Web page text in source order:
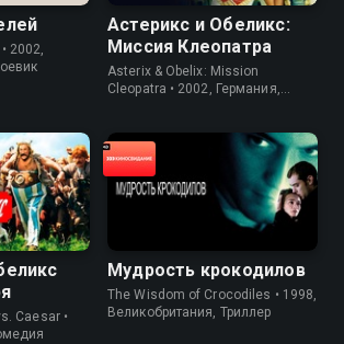
2002,
Астерикс и Обеликс:
Миссия Клеопатра
Asterix & Obelix: Mission
Cleopatra • 2002, Германия,
Caesar •
Мудрость крокодилов
The Wisdom of Crocodiles • 1998,
Великобритания, Триллер